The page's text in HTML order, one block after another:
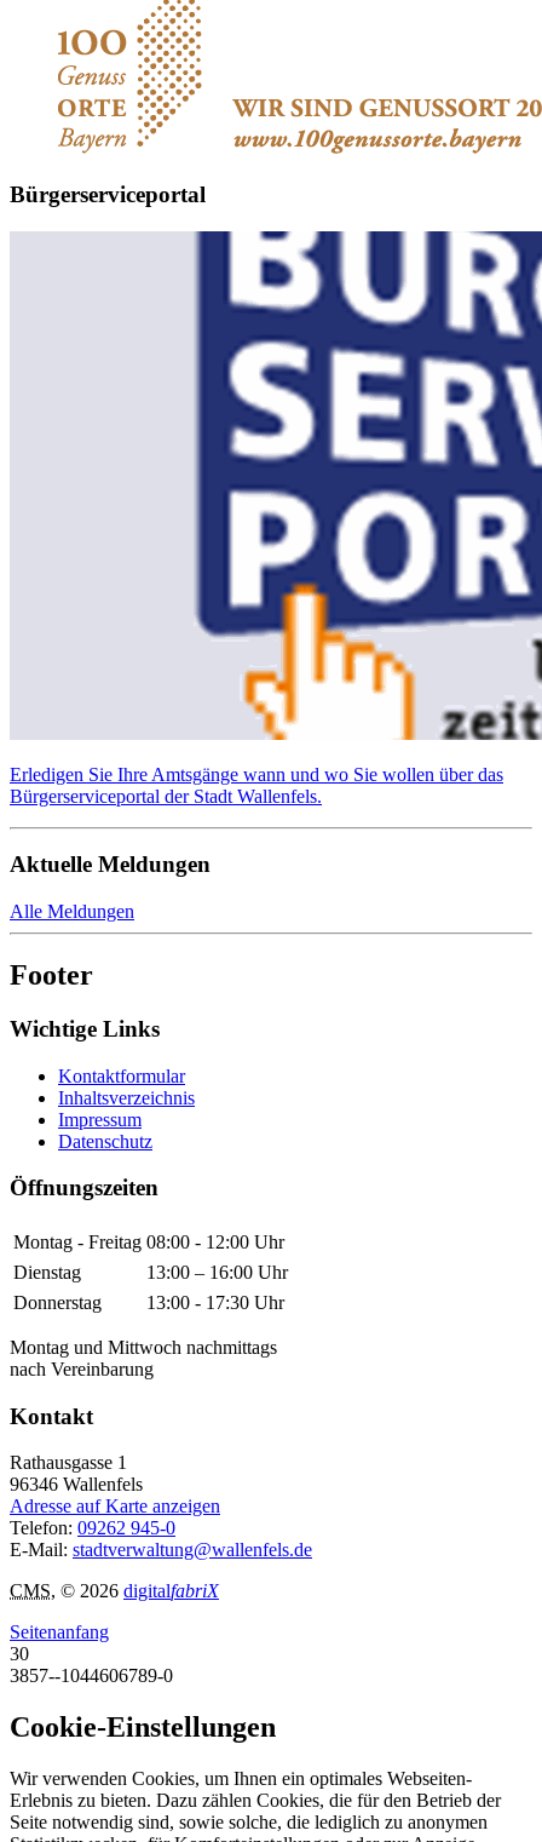
Bürgerserviceportal
Erledigen Sie Ihre Amtsgänge wann und wo Sie wollen über das
Bürgerserviceportal der Stadt Wallenfels.
Aktuelle Meldungen
Alle Meldungen
Footer
Wichtige Links
Kontaktformular
Inhaltsverzeichnis
Impressum
Datenschutz
Öffnungszeiten
Montag - Freitag 08:00 - 12:00 Uhr
Dienstag
13:00 – 16:00 Uhr
Donnerstag
13:00 - 17:30 Uhr
Montag und Mittwoch nachmittags
nach Vereinbarung
Kontakt
Rathausgasse 1
96346 Wallenfels
Adresse auf Karte anzeigen
Telefon: 09262 945-0
E-Mail: stadtverwaltung@wallenfels.de
CMS, © 2026 digitalfabriX
Seitenanfang
30
3857--1044606789-0
Cookie-Einstellungen
Wir verwenden Cookies, um Ihnen ein optimales Webseiten-
Erlebnis zu bieten. Dazu zählen Cookies, die für den Betrieb der
Seite notwendig sind, sowie solche, die lediglich zu anonymen